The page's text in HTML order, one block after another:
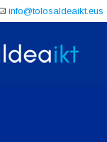
info@tolosaldeaikt.eus